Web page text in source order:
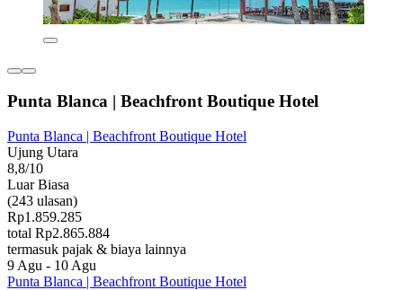
Punta Blanca | Beachfront Boutique Hotel
Punta Blanca | Beachfront Boutique Hotel
Ujung Utara
8,8/10
Luar Biasa
(243 ulasan)
Rp1.859.285
total Rp2.865.884
termasuk pajak & biaya lainnya
9 Agu - 10 Agu
Punta Blanca | Beachfront Boutique Hotel